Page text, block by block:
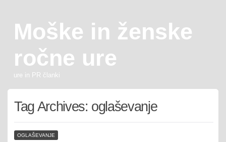
Moške in ženske
ročne ure
ure in PR članki
Tag Archives: oglaševanje
OGLAŠEVANJE